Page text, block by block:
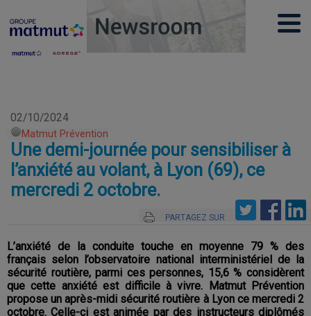
02/10/2024
Matmut Prévention
Une demi-journée pour sensibiliser à
l’anxiété au volant, à Lyon (69), ce
mercredi 2 octobre.
PARTAGEZ SUR
L’anxiété de la conduite touche en moyenne 79 % des
français selon l’observatoire national interministériel de la
sécurité routière, parmi ces personnes, 15,6 % considèrent
que cette anxiété est difficile à vivre. Matmut Prévention
propose un après-midi sécurité routière à Lyon ce mercredi 2
octobre. Celle-ci est animée par des instructeurs diplômés